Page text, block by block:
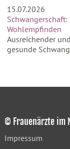
15.07.2026
Wohlempfinden
Ausreichender
gesunde
© Frauenärzte im
Impressum